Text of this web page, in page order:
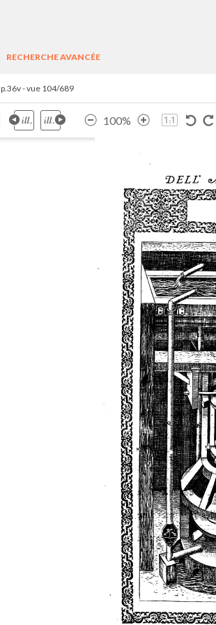
RECHERCHE AVANCÉE
p.36v - vue 104/689
100%